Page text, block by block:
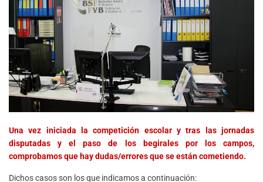
Una vez iniciada la competición escolar y tras las jornadas
disputadas y el paso de los begirales por los campos,
comprobamos que hay dudas/errores que se están cometiendo.
Dichos casos son los que indicamos a continuación: